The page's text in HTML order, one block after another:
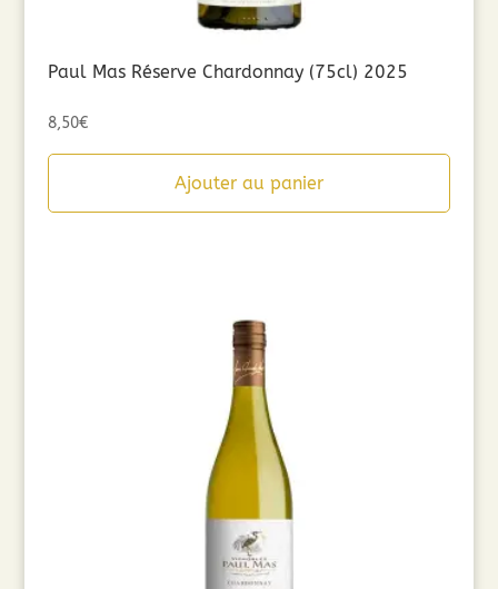
Paul Mas Réserve Chardonnay (75cl) 2025
8,50€
Ajouter au panier